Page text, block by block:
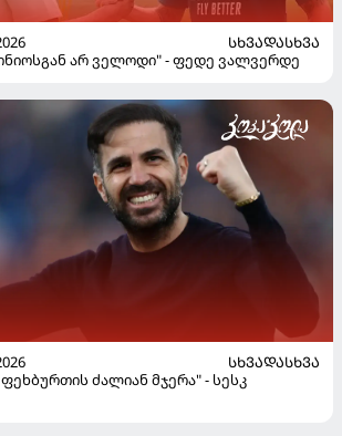
ᲡᲮᲕᲐᲓᲐᲡᲮᲕᲐ
არ ველოდი" - ფედე ვალვერდე
ᲡᲮᲕᲐᲓᲐᲡᲮᲕᲐ
ძალიან მჯერა" - სესკ